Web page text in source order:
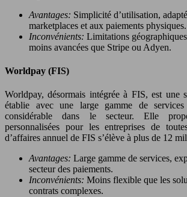
Avantages: Simplicité d’utilisation,
marketplaces et aux paiements physiques.
Inconvénients: Limitations
moins avancées que Stripe ou Adyen.
Worldpay (FIS)
Worldpay, désormais intégrée à FIS, est une
établie avec une large gamme de
considérable dans le secteur. Elle
personnalisées pour les entreprises de
d’affaires annuel de FIS s’élève à plus de 12
Avantages: Large gamme de services,
secteur des paiements.
Inconvénients: Moins flexible que les
contrats complexes.